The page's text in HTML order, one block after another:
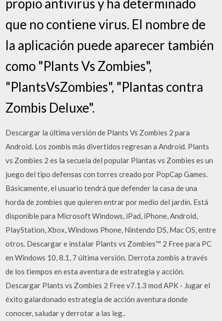
propio antivirus y ha determinado
que no contiene virus. El nombre de
la aplicación puede aparecer también
como "Plants Vs Zombies",
"PlantsVsZombies", "Plantas contra
Zombis Deluxe".
Descargar la última versión de Plants Vs Zombies 2 para
Android. Los zombis más divertidos regresan a Android. Plants
vs Zombies 2 es la secuela del popular Plantas vs Zombies es un
juego del tipo defensas con torres creado por PopCap Games.
Básicamente, el usuario tendrá que defender la casa de una
horda de zombies que quieren entrar por medio del jardín. Está
disponible para Microsoft Windows, iPad, iPhone, Android,
PlayStation, Xbox, Windows Phone, Nintendo DS, Mac OS, entre
otros. Descargar e instalar Plants vs Zombies™ 2 Free para PC
en Windows 10, 8.1, 7 última versión. Derrota zombis a través
de los tiempos en esta aventura de estrategia y acción.
Descargar Plants vs Zombies 2 Free v7.1.3 mod APK - Jugar el
éxito galardonado estrategia de acción aventura donde
conocer, saludar y derrotar a las leg..